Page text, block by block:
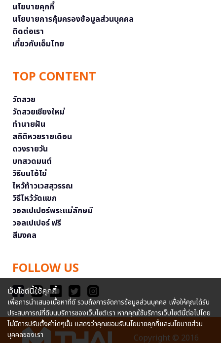
นโยบายคุกกี้
นโยบายการคุ้มครองข้อมูลส่วนบุคคล
ติดต่อเรา
เกี่ยวกับเอ็มไทย
TOP CONTENT
วัดสวย
วัดสวยเชียงใหม่
ทำนายฝัน
สถิติหวยรายเดือน
ดวงรายวัน
บทสวดมนต์
วิธีบนไอ้ไข่
ไหว้ท้าวเวสสุวรรณ
วิธีไหว้วัดแขก
วอลเปเปอร์พระแม่ลักษมี
วอลเปเปอร์ ฟรี
สีมงคล
FOLLOW US
Copyright © 2016
เว็บไซต์นี้ใช้คุกกี้
เพื่อการนำเสนอเนื้อหาที่ดี รวมถึงการจัดการข้อมูลส่วนบุคคล เพื่อให้คุณได้รับ
ประสบการณ์ที่ดีบนบริการของเว็บไซต์เรา หากคุณใช้บริการเว็บไซต์นี้ต่อไปโดย
ไม่มีการปรับตั้งค่าใดๆนั้น แสดงว่าคุณยอมรับนโยบายคุกกี้และนโยบายส่วน
บุคคลของเรา